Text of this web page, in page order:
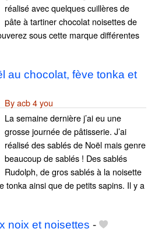
réalisé avec quelques cuillères de
pâte à tartiner chocolat noisettes de
sous cette marque différentes
au chocolat, fève tonka et
By acb 4 you
La semaine dernière j’ai eu une
grosse journée de pâtisserie. J’ai
réalisé des sablés de Noël mais genre
beaucoup de sablés ! Des sablés
Rudolph, de gros sablés à la noisette
tonka ainsi que de petits sapins. Il y a
noix et noisettes -